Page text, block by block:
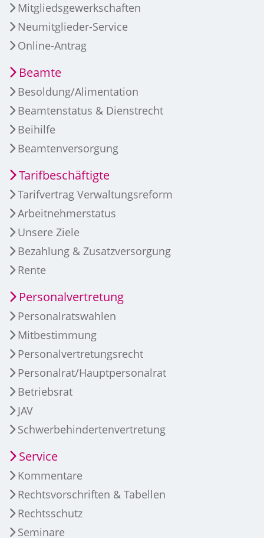
Mitgliedsgewerkschaften
Neumitglieder-Service
Online-Antrag
Beamte
Besoldung/Alimentation
Beamtenstatus & Dienstrecht
Beihilfe
Beamtenversorgung
Tarifbeschäftigte
Tarifvertrag Verwaltungsreform
Arbeitnehmerstatus
Unsere Ziele
Bezahlung & Zusatzversorgung
Rente
Personalvertretung
Personalratswahlen
Mitbestimmung
Personalvertretungsrecht
Personalrat/Hauptpersonalrat
Betriebsrat
JAV
Schwerbehindertenvertretung
Service
Kommentare
Rechtsvorschriften & Tabellen
Rechtsschutz
Seminare